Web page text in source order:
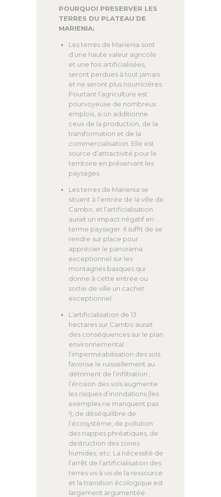
POURQUOI PRESERVER LES
TERRES DU PLATEAU DE
MARIENIA:
Les terres de Marienia sont
d’une haute valeur agricole
et une fois artificialisées,
seront perdues à tout jamais
et ne seront plus nourricières.
Pourtant l’agriculture est
pourvoyeuse de nombreux
emplois, si on additionne
ceux de la production, de la
transformation et de la
commercialisation. Elle est
source d’attractivité pour le
territoire en préservant les
paysages.
Les terres de Marienia se
situent à l’entrée de la ville de
Cambo, et l’artificialisation
aurait un impact négatif en
terme paysager. Il suffit de se
rendre sur place pour
apprécier le panorama
exceptionnel sur les
montagnes basques qui
donne à cette entrée ou
sortie de ville un cachet
exceptionnel.
L’artificialisation de 13
hectares sur Cambo aurait
des conséquences sur le plan
environnemental :
l’imperméabilisation des sols
favorise le ruissellement au
détriment de l’infiltration ;
l’érosion des sols augmente
les risques d’inondations (les
exemples ne manquent pas
!), de déséquilibre de
l’écosystème, de pollution
des nappes phréatiques, de
destruction des zones
humides, etc. La nécessité de
l’arrêt de l’artificialisation des
terres vis à vis de la ressource
et la transition écologique est
largement argumentée